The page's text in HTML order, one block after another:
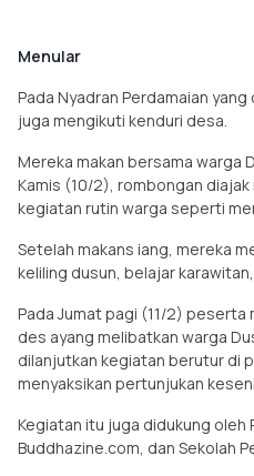
Menular
Pada Nyadran Perdamaian
juga mengikuti kenduri desa.
Mereka makan bersama warga
Kamis (10/2), rombongan
kegiatan rutin warga seperti
Setelah makans iang, mereka
keliling dusun, belajar
Pada Jumat pagi (11/2) peserta
des ayang melibatkan warga
dilanjutkan kegiatan berutur di
menyaksikan pertunjukan
Kegiatan itu juga didukung oleh
Buddhazine.com, dan Sekolah